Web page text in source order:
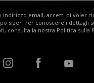
indirizzo email, accetti di voler
size?. Per conoscere i dettagli
consulta la nostra Politica sulla